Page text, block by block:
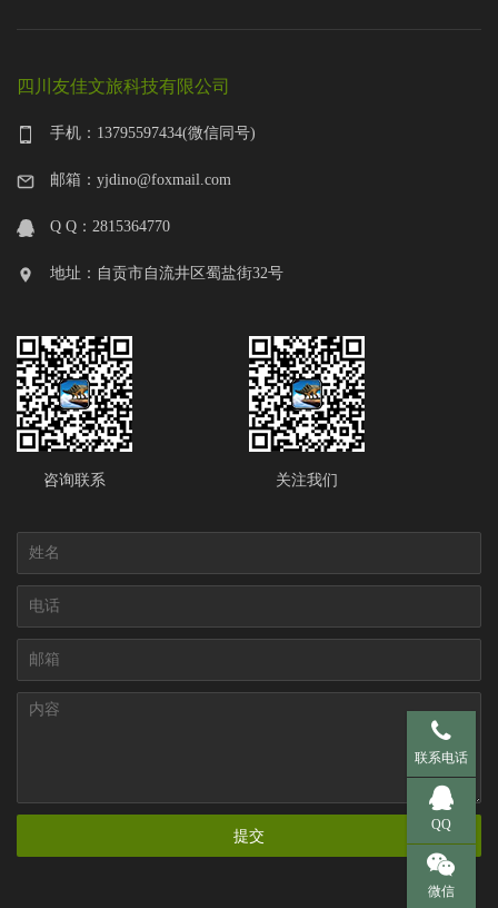
四川友佳文旅科技有限公司
手机：13795597434(微信同号)
邮箱：yjdino@foxmail.com
Q Q：2815364770
地址：自贡市自流井区蜀盐街32号
咨询联系 关注我们
提交
联系电话
手机 137-
QQ
QQ
微信